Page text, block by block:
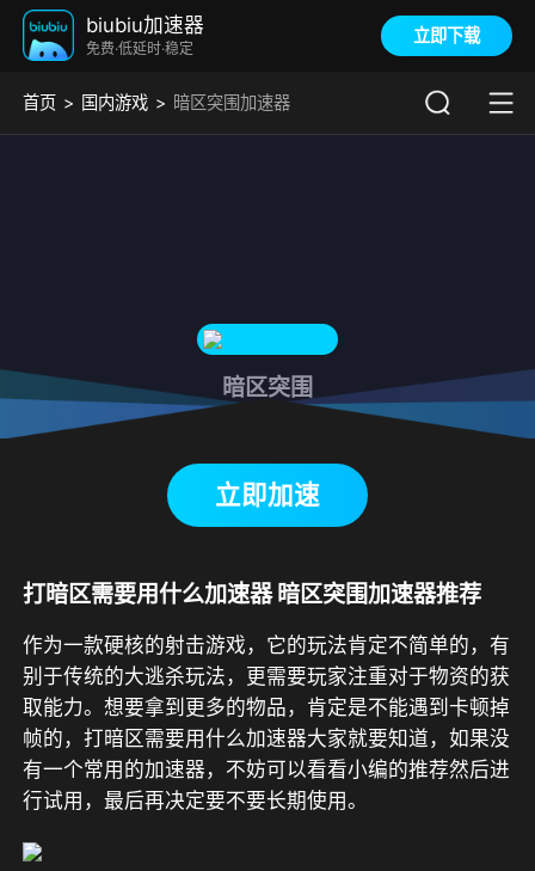
biubiu加速器
免费·低延时·稳定
立即下载
首页 国内游戏 暗区突围加速器
暗区突围
立即加速
打暗区需要用什么加速器 暗区突围加速器推荐
作为一款硬核的射击游戏，它的玩法肯定不简单的，有
别于传统的大逃杀玩法，更需要玩家注重对于物资的获
取能力。想要拿到更多的物品，肯定是不能遇到卡顿掉
帧的，打暗区需要用什么加速器大家就要知道，如果没
有一个常用的加速器，不妨可以看看小编的推荐然后进
行试用，最后再决定要不要长期使用。